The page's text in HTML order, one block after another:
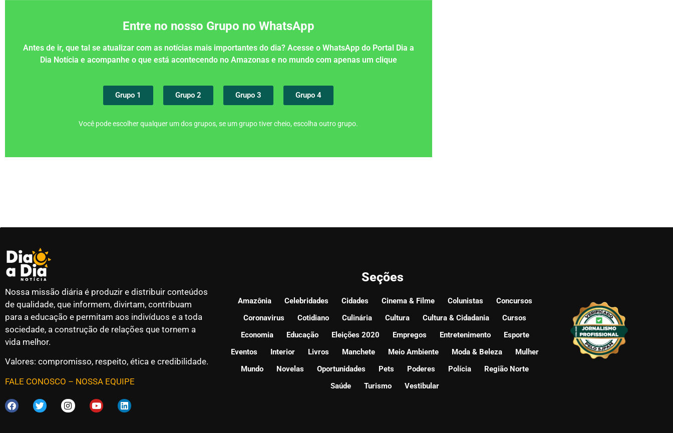
Entre no nosso Grupo no WhatsApp
Antes de ir, que tal se atualizar com as notícias mais importantes do dia? Acesse o WhatsApp do Portal Dia a
Dia Notícia e acompanhe o que está acontecendo no Amazonas e no mundo com apenas um clique
Grupo 1 Grupo 2 Grupo 3 Grupo 4
Você pode escolher qualquer um dos grupos, se um grupo tiver cheio, escolha outro grupo.
Nossa missão diária é produzir e distribuir conteúdos
de qualidade, que informem, divirtam, contribuam
para a educação e permitam aos indivíduos e a toda
sociedade, a construção de relações que tornem a
vida melhor.
Valores: compromisso, respeito, ética e credibilidade.
FALE CONOSCO – NOSSA EQUIPE
Seções
Amazônia Celebridades Cidades Cinema & Filme Colunistas
Concursos
Coronavirus
Cotidiano Culinária Cultura Cultura & Cidadania
Cursos
Economia
Educação Eleições 2020 Empregos Entretenimento
Esporte
Eventos
Interior Livros Manchete Meio Ambiente Moda & Beleza
Mulher
Mundo
Novelas Oportunidades Pets Poderes Polícia
Região Norte
Saúde
Turismo Vestibular